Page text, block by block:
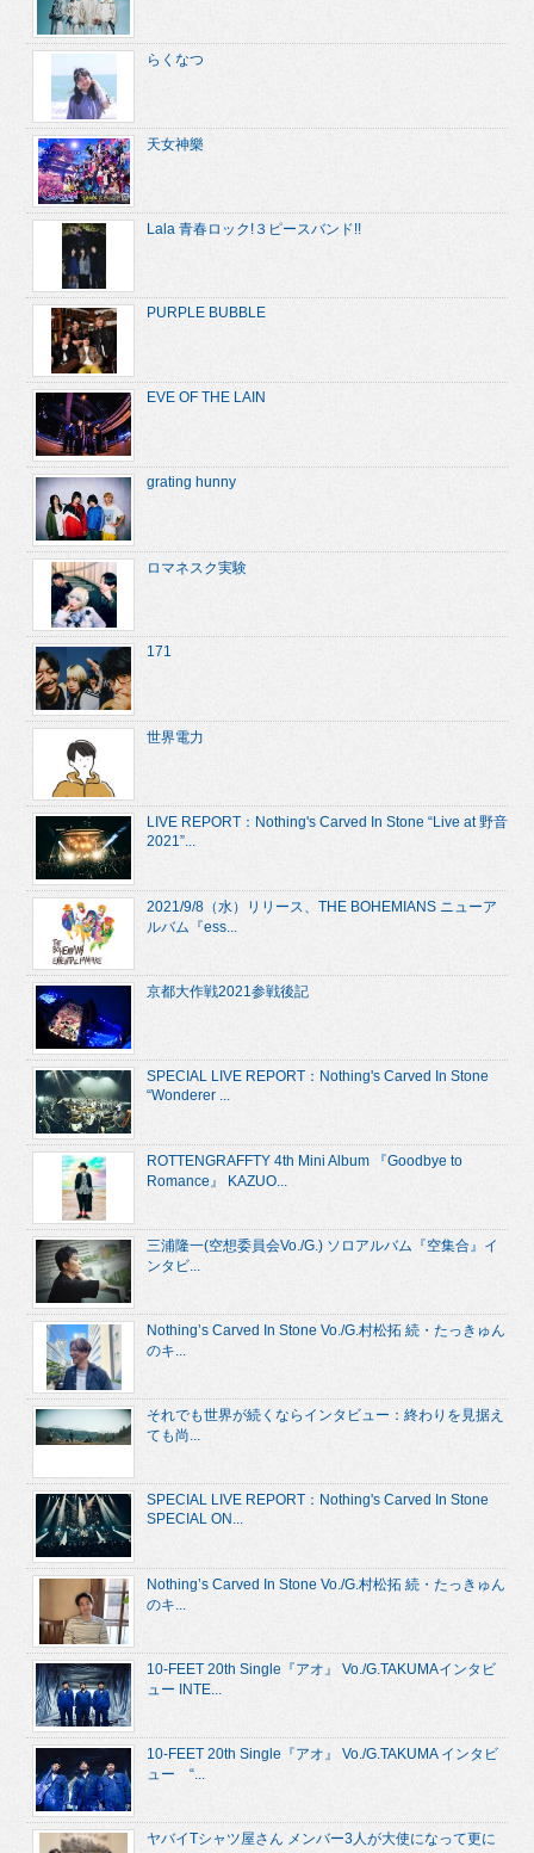
らくなつ
天女神樂
Lala 青春ロック!３ピースバンド!!
PURPLE BUBBLE
EVE OF THE LAIN
grating hunny
ロマネスク実験
171
世界電力
LIVE REPORT：Nothing's Carved In Stone “Live at 野音
2021”...
2021/9/8（水）リリース、THE BOHEMIANS ニューア
ルバム『ess...
京都大作戦2021参戦後記
SPECIAL LIVE REPORT：Nothing's Carved In Stone
“Wonderer ...
ROTTENGRAFFTY 4th Mini Album 『Goodbye to
Romance』 KAZUO...
三浦隆一(空想委員会Vo./G.) ソロアルバム『空集合』イ
ンタビ...
Nothing’s Carved In Stone Vo./G.村松拓 続・たっきゅん
のキ...
それでも世界が続くならインタビュー：終わりを見据え
ても尚...
SPECIAL LIVE REPORT：Nothing's Carved In Stone
SPECIAL ON...
Nothing’s Carved In Stone Vo./G.村松拓 続・たっきゅん
のキ...
10-FEET 20th Single『アオ』 Vo./G.TAKUMAインタビ
ュー INTE...
10-FEET 20th Single『アオ』 Vo./G.TAKUMA インタビ
ュー “...
ヤバイTシャツ屋さん メンバー3人が大使になって更に